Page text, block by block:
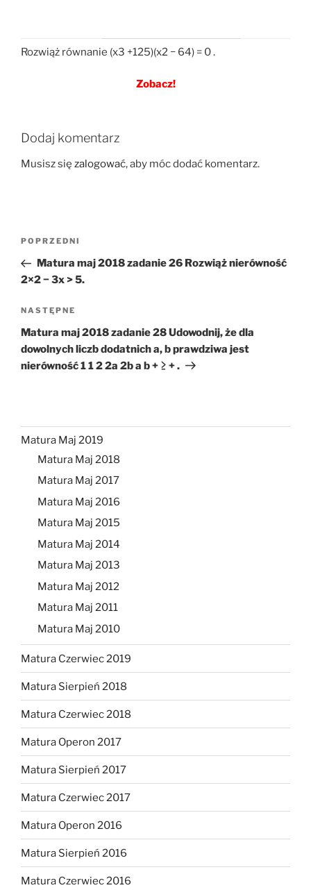
Rozwiąż równanie (x3 +125)(x2 − 64) = 0 .
Zobacz!
Dodaj komentarz
Musisz się zalogować, aby móc dodać komentarz.
Nawigacja
Poprzedni
wpis
POPRZEDNI
Matura maj 2018 zadanie 26 Rozwiąż nierówność
2×2 − 3x > 5.
Następny
wpis
NASTĘPNE
Matura maj 2018 zadanie 28 Udowodnij, że dla
dowolnych liczb dodatnich a, b prawdziwa jest
nierówność 1 1 2 2a 2b a b + ≥ + .
Matura Maj 2019
Matura Maj 2018
Matura Maj 2017
Matura Maj 2016
Matura Maj 2015
Matura Maj 2014
Matura Maj 2013
Matura Maj 2012
Matura Maj 2011
Matura Maj 2010
Matura Czerwiec 2019
Matura Sierpień 2018
Matura Czerwiec 2018
Matura Operon 2017
Matura Sierpień 2017
Matura Czerwiec 2017
Matura Operon 2016
Matura Sierpień 2016
Matura Czerwiec 2016